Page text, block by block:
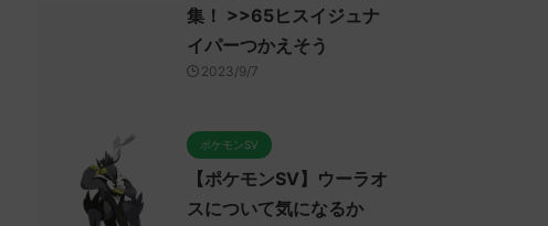
集！ >>65ヒスイジュナ
イパーつかえそう
2023/9/7
ポケモンSV
【ポケモンSV】ウーラオ
スについて気になるか